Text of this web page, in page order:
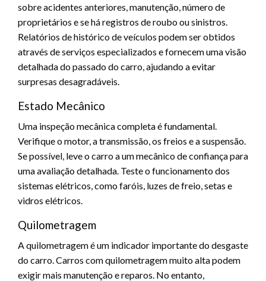
sobre acidentes anteriores, manutenção, número de
proprietários e se há registros de roubo ou sinistros.
Relatórios de histórico de veículos podem ser obtidos
através de serviços especializados e fornecem uma visão
detalhada do passado do carro, ajudando a evitar
surpresas desagradáveis.
Estado Mecânico
Uma inspeção mecânica completa é fundamental.
Verifique o motor, a transmissão, os freios e a suspensão.
Se possível, leve o carro a um mecânico de confiança para
uma avaliação detalhada. Teste o funcionamento dos
sistemas elétricos, como faróis, luzes de freio, setas e
vidros elétricos.
Quilometragem
A quilometragem é um indicador importante do desgaste
do carro. Carros com quilometragem muito alta podem
exigir mais manutenção e reparos. No entanto,